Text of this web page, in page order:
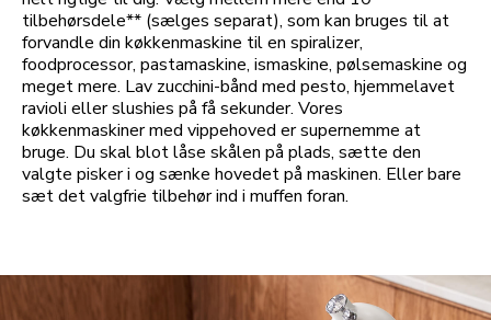
tilbehørsdele** (sælges separat), som kan bruges til at
forvandle din køkkenmaskine til en spiralizer,
foodprocessor, pastamaskine, ismaskine, pølsemaskine og
meget mere. Lav zucchini-bånd med pesto, hjemmelavet
ravioli eller slushies på få sekunder. Vores
køkkenmaskiner med vippehoved er supernemme at
bruge. Du skal blot låse skålen på plads, sætte den
valgte pisker i og sænke hovedet på maskinen. Eller bare
sæt det valgfrie tilbehør ind i muffen foran.